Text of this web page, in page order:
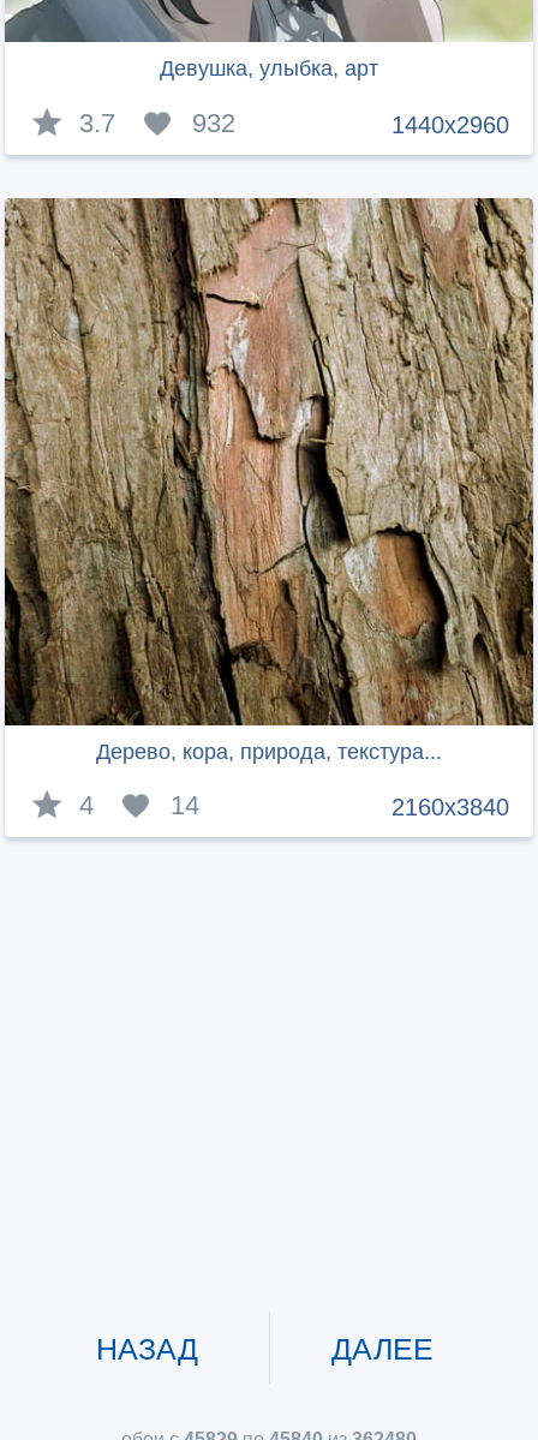
Девушка, улыбка, арт
1440x2960
3.7 932
Дерево, кора, природа, текстура...
2160x3840
4 14
НАЗАД ДАЛЕЕ